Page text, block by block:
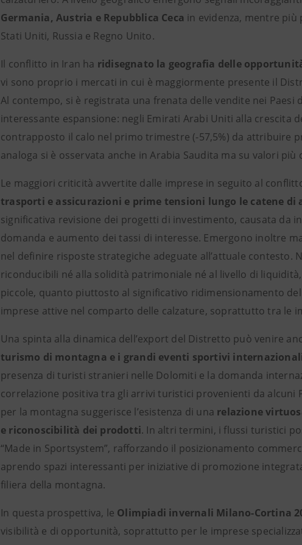
Germania, Austria e Repubblica Ceca in evidenza, mentre
Stati Uniti, Russia e Regno Unito.
Il conflitto in Iran ha ridisegnato la geografia delle
vi sono proprio i mercati in cui è maggiormente presente il
Al contempo, si è registrata una frenata delle vendite nei Paesi
interessante espansione: negli Emirati Arabi Uniti alla crescita
contrapposto il calo nel primo trimestre (-57,5%) da attribuire
analoga si è osservata anche in Arabia Saudita ma su valori più
Le maggiori criticità avvertite dalle imprese in seguito al
trasporti e assicurazioni e prime tensioni lungo le catene di
significativa revisione dei progetti di investimento, causata da
domanda e aumento dei tassi di interesse. Emergono inoltre
nel definire risposte strategiche adeguate all’attuale
riconducibili né alla solidità patrimoniale né al livello di
piccole, quanto piuttosto al significativo ridimensionamento
imprese attive nel comparto delle calzature, soprattutto tra le
Una spinta alla dinamica dell’export del Distretto può venire
turismo di montagna e i grandi eventi sportivi
presenza di turisti stranieri nelle Dolomiti e la domanda
correlazione positiva tra gli arrivi turistici provenienti da alcuni
per la montagna suggerisce l’esistenza di una relazione
e riconoscibilità dei prodotti. In altri termini, i flussi turistici
“Made in Sportsystem”, rafforzando il posizionamento
aprendo spazi interessanti per iniziative di promozione
filiera della montagna.
In questa prospettiva, le Olimpiadi invernali Milano-Cortina
visibilità e di opportunità, soprattutto per le imprese